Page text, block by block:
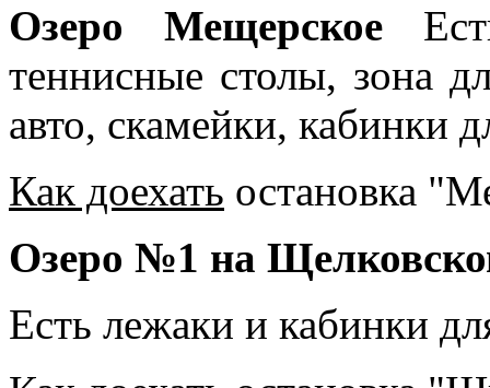
Озеро Мещерское
теннисные столы, зона
авто, скамейки, кабинки
Как доехать остановка
Озеро №1 на
Есть лежаки и кабинки